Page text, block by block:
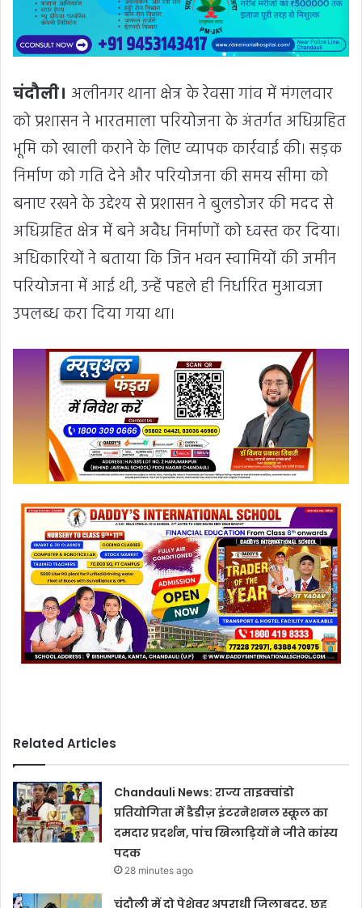
चंदौली। अलीनगर थाना क्षेत्र के रेवसा गांव में मंगलवार
को प्रशासन ने भारतमाला परियोजना के अंतर्गत अधिग्रहित
भूमि को खाली कराने के लिए व्यापक कार्रवाई की। सड़क
निर्माण को गति देने और परियोजना की समय सीमा को
बनाए रखने के उद्देश्य से प्रशासन ने बुलडोजर की मदद से
अधिग्रहित क्षेत्र में बने अवैध निर्माणों को ध्वस्त कर दिया।
अधिकारियों ने बताया कि जिन भवन स्वामियों की जमीन
परियोजना में आई थी, उन्हें पहले ही निर्धारित मुआवजा
उपलब्ध करा दिया गया था।
Related Articles
Chandauli News: राज्य ताइक्वांडो
प्रतियोगिता में डैडीज़ इंटरनेशनल स्कूल का
दमदार प्रदर्शन, पांच खिलाड़ियों ने जीते कांस्य
पदक
28 minutes ago
चंदौली में दो पेशेवर अपराधी जिलाबदर, छह